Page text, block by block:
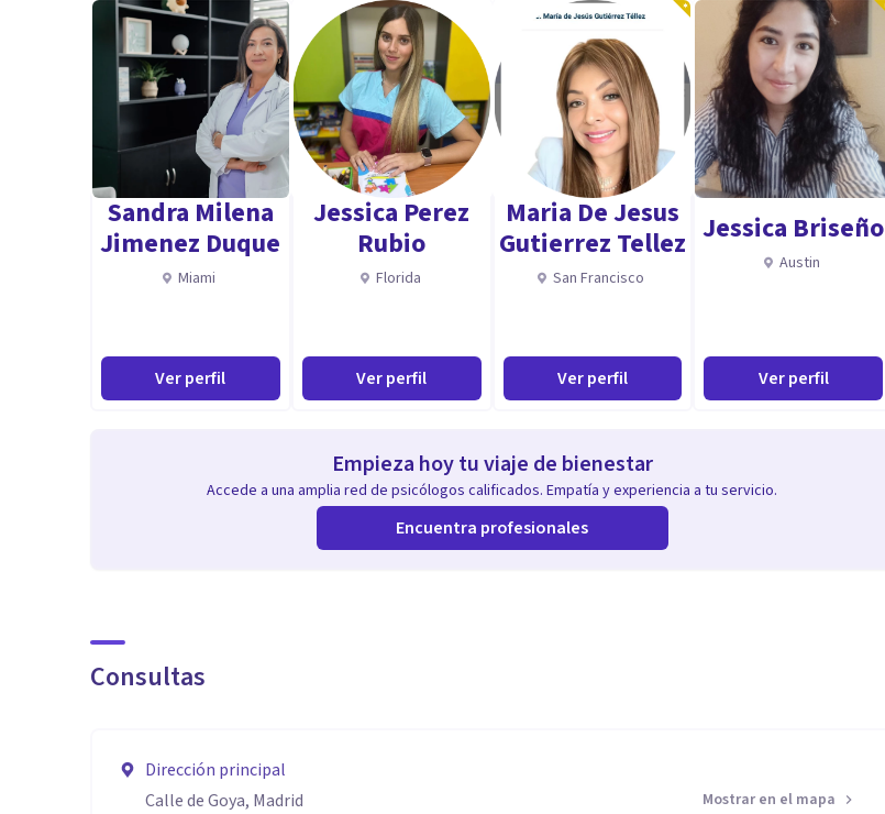
Sandra Milena
Jimenez Duque
Miami
Ver perfil
Jessica Perez
Rubio
Florida
Ver perfil
Maria De Jesus
Gutierrez Tellez
San Francisco
Ver perfil
Jessica Briseño
Austin
Ver perfil
Empieza hoy tu viaje de bienestar
Accede a una amplia red de psicólogos calificados. Empatía y experiencia a tu servicio.
Encuentra profesionales
Consultas
Dirección principal
Calle de Goya, Madrid
Mostrar en el mapa